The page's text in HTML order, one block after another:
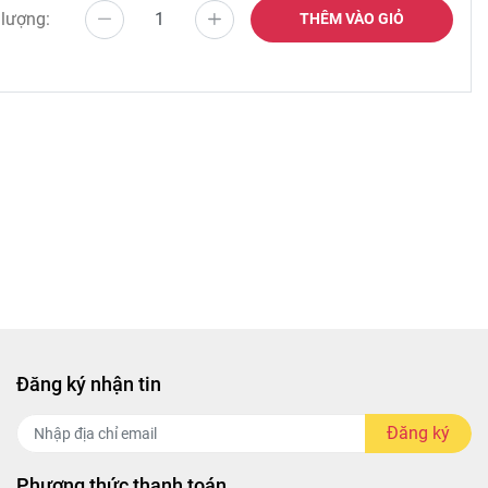
THÊM VÀO GIỎ
Đăng ký nhận tin
Đăng ký